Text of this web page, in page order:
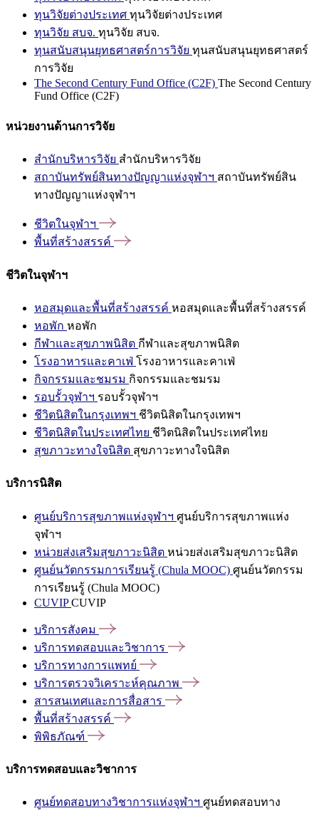
ทุนวิจัยต่างประเทศ ทุนวิจัยต่างประเทศ
ทุนวิจัย สบจ. ทุนวิจัย สบจ.
ทุนสนับสนุนยุทธศาสตร์การวิจัย ทุนสนับสนุนยุทธศาสตร์
การวิจัย
The Second Century Fund Office (C2F) The Second Century
Fund Office (C2F)
หน่วยงานด้านการวิจัย
สำนักบริหารวิจัย สำนักบริหารวิจัย
สถาบันทรัพย์สินทางปัญญาแห่งจุฬาฯ สถาบันทรัพย์สิน
ทางปัญญาแห่งจุฬาฯ
ชีวิตในจุฬาฯ
พื้นที่สร้างสรรค์
ชีวิตในจุฬาฯ
หอสมุดและพื้นที่สร้างสรรค์ หอสมุดและพื้นที่สร้างสรรค์
หอพัก หอพัก
กีฬาและสุขภาพนิสิต กีฬาและสุขภาพนิสิต
โรงอาหารและคาเฟ่ โรงอาหารและคาเฟ่
กิจกรรมและชมรม กิจกรรมและชมรม
รอบรั้วจุฬาฯ รอบรั้วจุฬาฯ
ชีวิตนิสิตในกรุงเทพฯ ชีวิตนิสิตในกรุงเทพฯ
ชีวิตนิสิตในประเทศไทย ชีวิตนิสิตในประเทศไทย
สุขภาวะทางใจนิสิต สุขภาวะทางใจนิสิต
บริการนิสิต
ศูนย์บริการสุขภาพแห่งจุฬาฯ ศูนย์บริการสุขภาพแห่ง
จุฬาฯ
หน่วยส่งเสริมสุขภาวะนิสิต หน่วยส่งเสริมสุขภาวะนิสิต
ศูนย์นวัตกรรมการเรียนรู้ (Chula MOOC) ศูนย์นวัตกรรม
การเรียนรู้ (Chula MOOC)
CUVIPCUVIP
บริการสังคม
บริการทดสอบและวิชาการ
บริการทางการแพทย์
บริการตรวจวิเคราะห์คุณภาพ
สารสนเทศและการสื่อสาร
พื้นที่สร้างสรรค์
พิพิธภัณฑ์
บริการทดสอบและวิชาการ
ศูนย์ทดสอบทางวิชาการแห่งจุฬาฯ ศูนย์ทดสอบทาง